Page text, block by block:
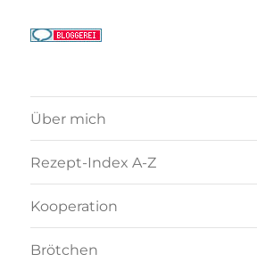
Über mich
Rezept-Index A-Z
Kooperation
Brötchen